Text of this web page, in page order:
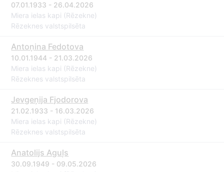
07.01.1933 - 26.04.2026
Miera ielas kapi (Rēzekne)
Rēzeknes valstspilsēta
Antoņina Fedotova
10.01.1944 - 21.03.2026
Miera ielas kapi (Rēzekne)
Rēzeknes valstspilsēta
Jevgeņija Fjodorova
21.02.1933 - 16.03.2026
Miera ielas kapi (Rēzekne)
Rēzeknes valstspilsēta
Anatolijs Aguļs
30.09.1949 - 09.05.2026